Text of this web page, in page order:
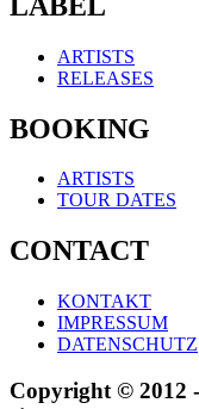
ARTISTS
RELEASES
BOOKING
ARTISTS
TOUR DATES
CONTACT
KONTAKT
IMPRESSUM
DATENSCHUTZ
Copyright © 2012